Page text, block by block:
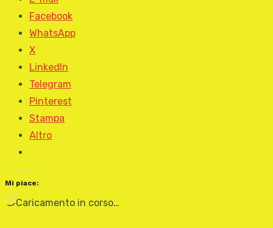
Facebook
WhatsApp
X
LinkedIn
Telegram
Pinterest
Stampa
Altro
Mi piace:
Caricamento in corso…